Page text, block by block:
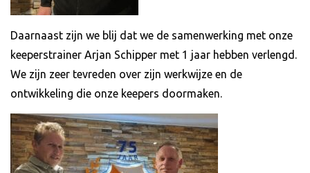
Daarnaast zijn we blij dat we de samenwerking met onze
keeperstrainer Arjan Schipper met 1 jaar hebben verlengd.
We zijn zeer tevreden over zijn werkwijze en de
ontwikkeling die onze keepers doormaken.